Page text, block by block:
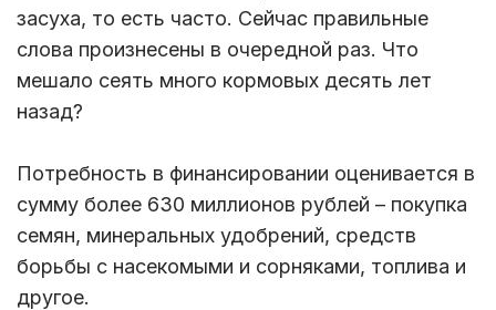
засуха, то есть часто. Сейчас правильные
слова произнесены в очередной раз. Что
мешало сеять много кормовых десять лет
назад?
Потребность в финансировании оценивается в
сумму более 630 миллионов рублей – покупка
семян, минеральных удобрений, средств
борьбы с насекомыми и сорняками, топлива и
другое.